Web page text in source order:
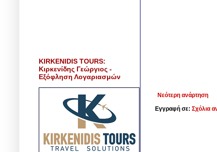
Νεότερη ανάρτηση
Εγγραφή σε: Σχόλια
KIRKENIDIS TOURS:
Κιρκενίδης Γεώργιος -
Εξόφληση Λογαριασμών